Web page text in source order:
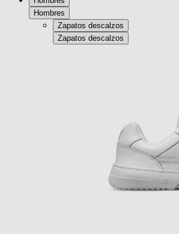
Hombres
Zapatos descalzos
Zapatos descalzos